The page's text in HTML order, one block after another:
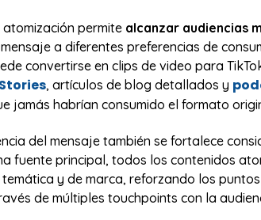
atomización permite alcanzar audiencias
a diferentes preferencias de
convertirse en clips de video para
Stories, artículos de blog detallados y
jamás habrían consumido el formato
del mensaje también se fortalece
fuente principal, todos los contenidos
y de marca, reforzando los
de múltiples touchpoints con la